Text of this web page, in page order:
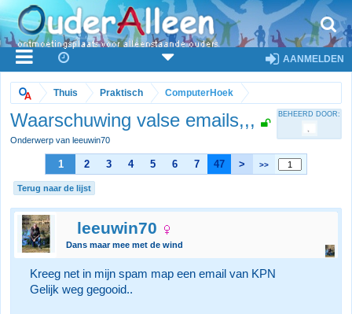
AANMELDEN
Thuis Praktisch ComputerHoek
Waarschuwing valse emails,,,
Onderwerp van leeuwin70
BEHEERD DOOR:
1 2 3 4 5 6 7 47 > >>
Terug naar de lijst
leeuwin70
Dans maar mee met de wind
Kreeg net in mijn spam map een email van KPN
Gelijk weg gegooid..